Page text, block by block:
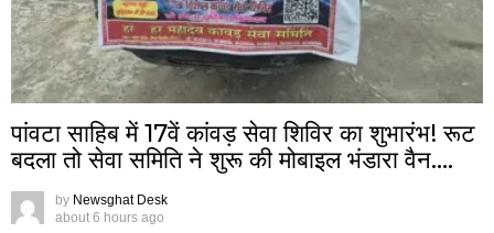
पांवटा साहिब में 17वें कांवड़ सेवा शिविर का शुभारंभ! रूट
बदला तो सेवा समिति ने शुरू की मोबाइल भंडारा वैन….
by Newsghat Desk
about 6 hours ago